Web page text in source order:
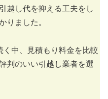
越し代を抑える工夫をし
りました。
く中、見積もり料金を比較
判のいい引越し業者を選